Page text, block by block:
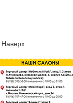
Наверх